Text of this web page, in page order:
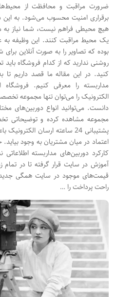
ضرورت مراقبت و محافظت از
هیچ محیطی فراهم نیست، شما نیاز به
یک محیط مراقبت کنند. این وظیفه به
بوده که تصاویر را به صورت آنلاین
روشنی ندارید که از کدام فروشگاه باید
کنید. در این مقاله ما قصد داریم تا
مداربسته را معرفی کنیم. فروشگاه
الکترونیک را می‌توان تنها مجموعه
دانست. می‌توانید انواع دوربین‌های
مجموعه مشاهده کرده و توضیحاتی
پشتیبانی 24 ساعته ارسان
اعتماد در میان مشتریان به وجود
آموزش در سایت قرار گرفته تا در
قیمت‌های موجود در سایت همگی جدید
راحت پرداخت را …